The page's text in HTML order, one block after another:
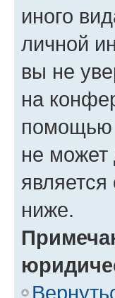
иного
личной
вы не
на
помощью
не может
ниже.